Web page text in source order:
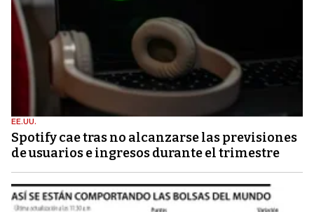
EE.UU.
Spotify cae tras no alcanzarse las previsiones
de usuarios e ingresos durante el trimestre